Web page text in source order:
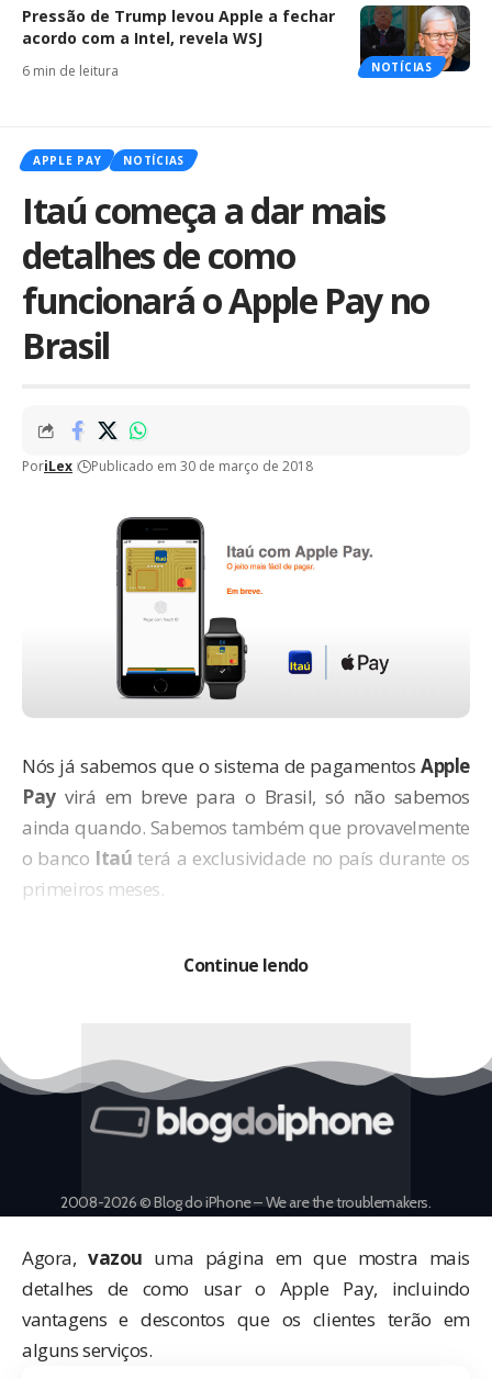
NOTÍCIAS
Pressão de Trump levou Apple a fechar
acordo com a Intel, revela WSJ
6 min de leitura
APPLE PAY NOTÍCIAS
Itaú começa a dar mais
detalhes de como
funcionará o Apple Pay no
Brasil
PoriLex Publicado em 30 de março de 2018
Nós já sabemos que o sistema de pagamentos Apple
Pay virá em breve para o Brasil, só não sabemos
ainda quando. Sabemos também que provavelmente
o banco Itaú terá a exclusividade no país durante os
primeiros meses.
Agora,vazou uma página em que mostra mais
detalhes de como usar o Apple Pay, incluindo
vantagens e descontos que os clientes terão em
alguns serviços.
Continue lendo
2008-2026 © Blog do iPhone – We are the troublemakers.